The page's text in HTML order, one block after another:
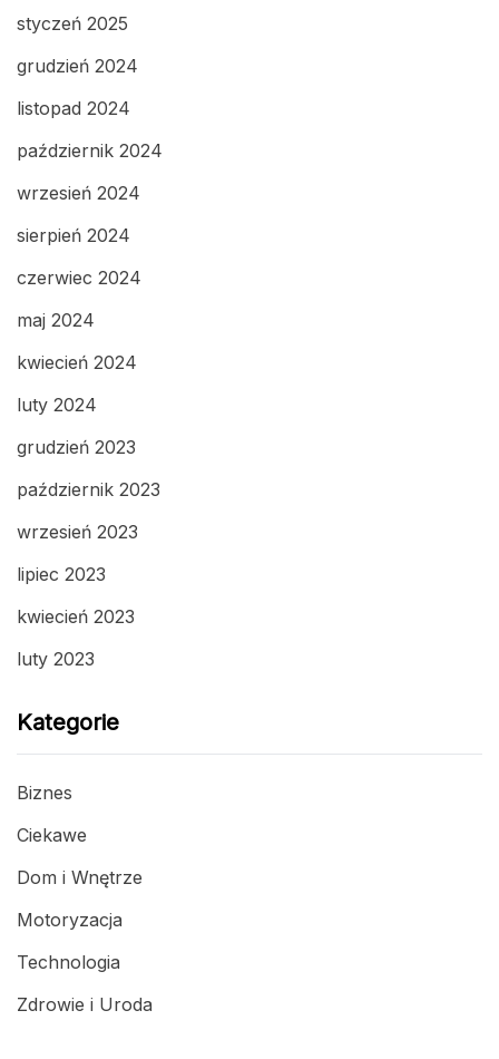
styczeń 2025
grudzień 2024
listopad 2024
październik 2024
wrzesień 2024
sierpień 2024
czerwiec 2024
maj 2024
kwiecień 2024
luty 2024
grudzień 2023
październik 2023
wrzesień 2023
lipiec 2023
kwiecień 2023
luty 2023
Kategorie
Biznes
Ciekawe
Dom i Wnętrze
Motoryzacja
Technologia
Zdrowie i Uroda